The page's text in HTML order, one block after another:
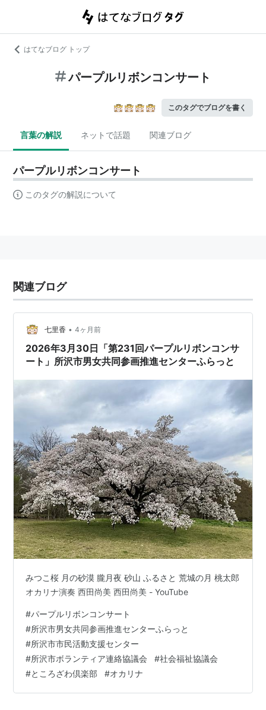
はてなブログ トップ
パープルリボンコンサート
このタグでブログを書く
言葉の解説 ネットで話題 関連ブログ
パープルリボンコンサート
このタグの解説について
関連ブログ
七里香 • 4ヶ月前
2026年3月30日「第231回パープルリボンコンサ
ート」所沢市男女共同参画推進センターふらっと
みつこ桜 月の砂漠 朧月夜 砂山 ふるさと 荒城の月 桃太郎
オカリナ演奏 西田尚美 西田尚美 - YouTube
#パープルリボンコンサート
#所沢市男女共同参画推進センターふらっと
#所沢市市民活動支援センター
#所沢市ボランティア連絡協議会 #社会福祉協議会
#ところざわ倶楽部 #オカリナ